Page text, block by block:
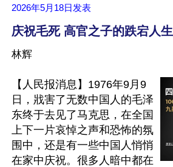
2026年5月18日 发表
庆祝毛死 高官之子的跌宕人生
林辉
【人民报消息】1976年9月9
日，戕害了无数中国人的毛泽
东终于去见了马克思，在全国
上下一片哀悼之声和恐怖的氛
围中，还是有一些中国人悄悄
在家中庆祝。很多人暗中都在